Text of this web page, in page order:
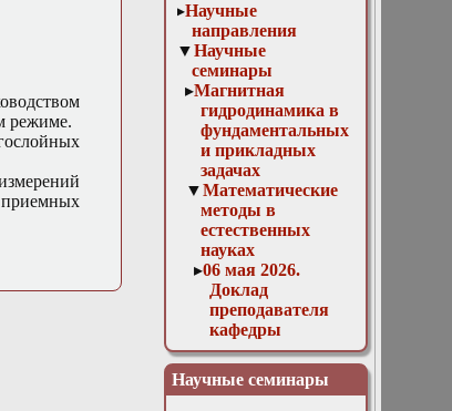
Научные
направления
Научные
семинары
Магнитная
гидродинамика в
фундаментальных
и прикладных
задачах
Математические
методы в
естественных
науках
06 мая 2026.
Доклад
преподавателя
кафедры
высшей
математики
НИУ МГСУ
Научные семинары
режиме.
приемных